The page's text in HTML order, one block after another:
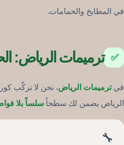
في المطابخ والحمامات.
✅ ترميمات الرياض:
فيترميمات الرياض، نحن لا نركّب
الرياض يضمن لك سطحاً سلساً بلا
🔧